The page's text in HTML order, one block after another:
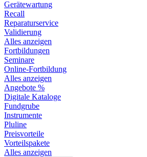
Gerätewartung
Recall
Reparaturservice
Validierung
Alles anzeigen
Fortbildungen
Seminare
Online-Fortbildung
Alles anzeigen
Angebote %
Digitale Kataloge
Fundgrube
Instrumente
Pluline
Preisvorteile
Vorteilspakete
Alles anzeigen